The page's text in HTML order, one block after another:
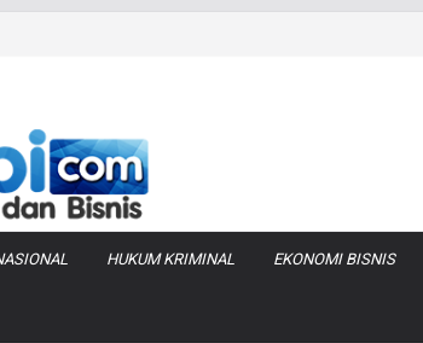
Air
Pipa
Inflasi Jambi
Keracunan
HUKUM KRIMINAL EKONOMI BISNIS